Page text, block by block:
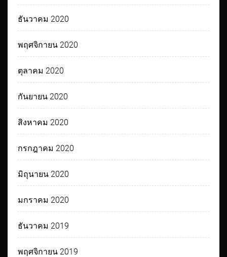
ธันวาคม 2020
พฤศจิกายน 2020
ตุลาคม 2020
กันยายน 2020
สิงหาคม 2020
กรกฎาคม 2020
มิถุนายน 2020
มกราคม 2020
ธันวาคม 2019
พฤศจิกายน 2019